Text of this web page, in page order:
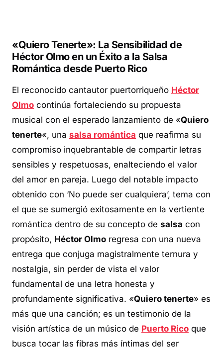
«Quiero Tenerte»: La Sensibilidad de
Héctor Olmo en un Éxito a la Salsa
Romántica desde Puerto Rico
El reconocido cantautor puertorriqueño Héctor
Olmo continúa fortaleciendo su propuesta
musical con el esperado lanzamiento de «Quiero
tenerte«, una salsa romántica que reafirma su
compromiso inquebrantable de compartir letras
sensibles y respetuosas, enalteciendo el valor
del amor en pareja. Luego del notable impacto
obtenido con ‘No puede ser cualquiera’, tema con
el que se sumergió exitosamente en la vertiente
romántica dentro de su concepto de salsa con
propósito, Héctor Olmo regresa con una nueva
entrega que conjuga magistralmente ternura y
nostalgia, sin perder de vista el valor
fundamental de una letra honesta y
profundamente significativa. «Quiero tenerte» es
más que una canción; es un testimonio de la
visión artística de un músico de Puerto Rico que
busca tocar las fibras más íntimas del ser